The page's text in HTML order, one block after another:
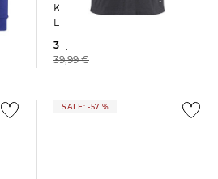
Key Largo | Damen T-Shirt
LONELY V-NECK
30,00 €
39,99 €
SALE: -57 %